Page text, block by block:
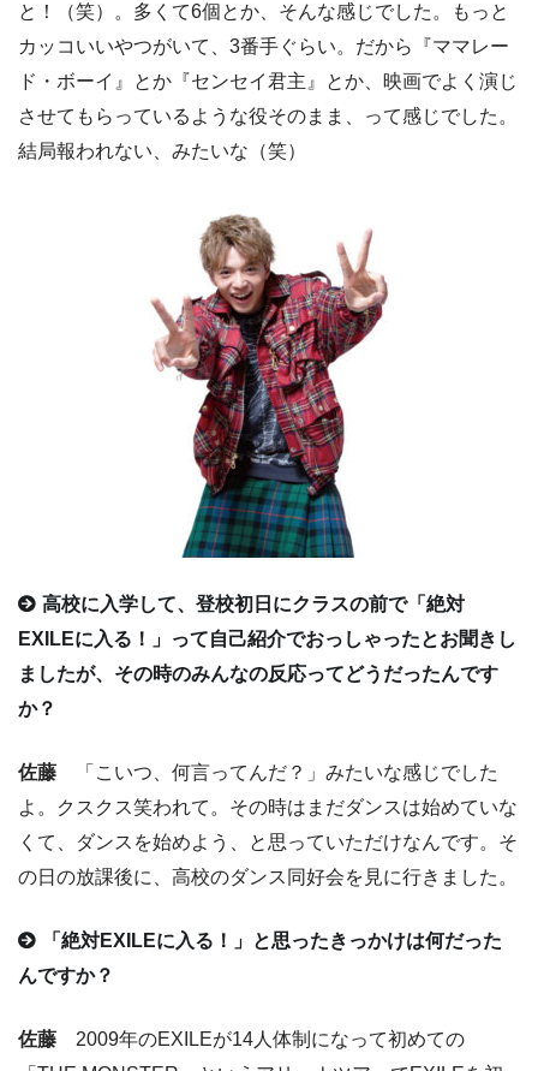
と！（笑）。多くて6個とか、そんな感じでした。もっと
カッコいいやつがいて、3番手ぐらい。だから『ママレー
ド・ボーイ』とか『センセイ君主』とか、映画でよく演じ
させてもらっているような役そのまま、って感じでした。
結局報われない、みたいな（笑）
高校に入学して、登校初日にクラスの前で「絶対
EXILEに入る！」って自己紹介でおっしゃったとお聞きし
ましたが、その時のみんなの反応ってどうだったんです
か？
佐藤 「こいつ、何言ってんだ？」みたいな感じでした
よ。クスクス笑われて。その時はまだダンスは始めていな
くて、ダンスを始めよう、と思っていただけなんです。そ
の日の放課後に、高校のダンス同好会を見に行きました。
「絶対EXILEに入る！」と思ったきっかけは何だった
んですか？
佐藤 2009年のEXILEが14人体制になって初めての